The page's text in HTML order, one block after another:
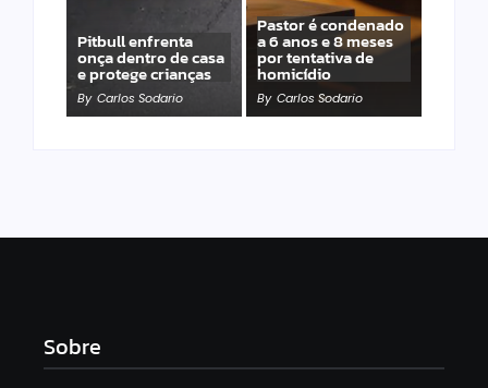
Pitbull enfrenta
onça dentro de casa
e protege crianças
By Carlos Sodario
Pastor é condenado
a 6 anos e 8 meses
por tentativa de
homicídio
By Carlos Sodario
Sobre